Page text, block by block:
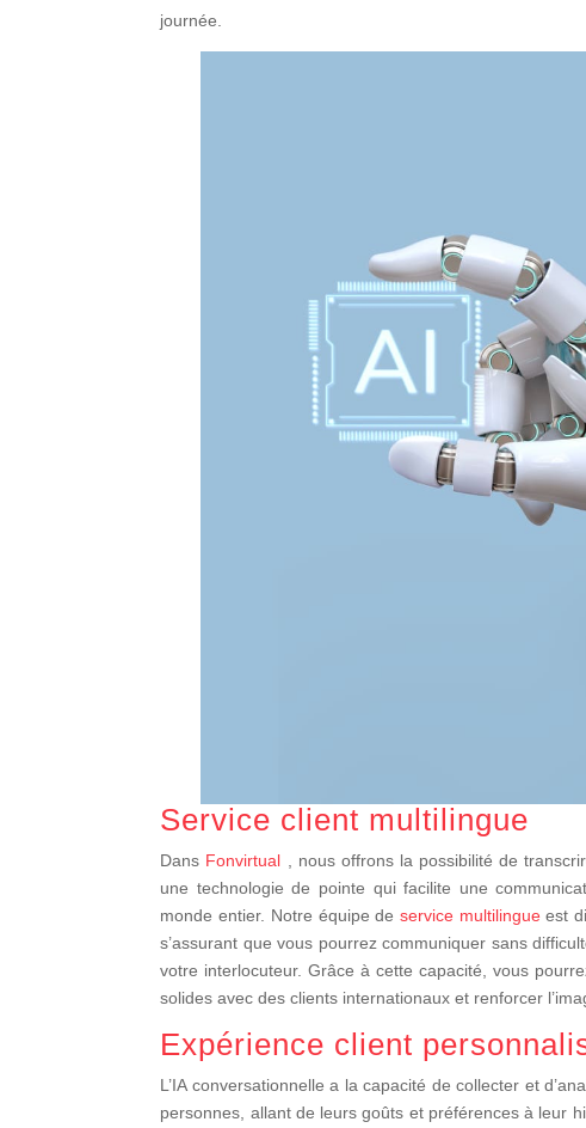
journée.
Service client multilingue
Dans Fonvirtual , nous offrons la possibilité de
une technologie de pointe qui facilite une
monde entier. Notre équipe de service multilingueest
s’assurant que vous pourrez communiquer sans
votre interlocuteur. Grâce à cette capacité, vous
solides avec des clients internationaux et renforcer
Expérience client
L’IA conversationnelle a la capacité de collecter et
personnes, allant de leurs goûts et préférences à leur